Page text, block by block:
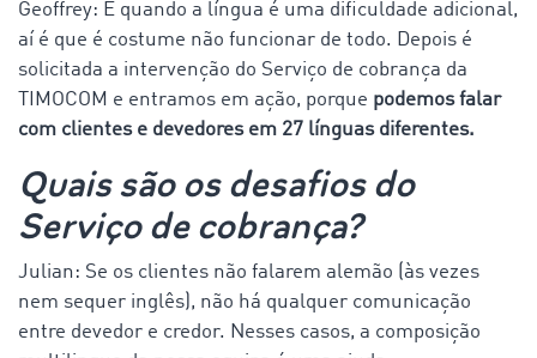
Geoffrey: E quando a língua é uma dificuldade adicional,
aí é que é costume não funcionar de todo. Depois é
solicitada a intervenção do Serviço de cobrança da
TIMOCOM e entramos em ação, porque podemos falar
com clientes e devedores em 27 línguas diferentes.
Quais são os desafios do
Serviço de cobrança?
Julian: Se os clientes não falarem alemão (às vezes
nem sequer inglês), não há qualquer comunicação
entre devedor e credor. Nesses casos, a composição